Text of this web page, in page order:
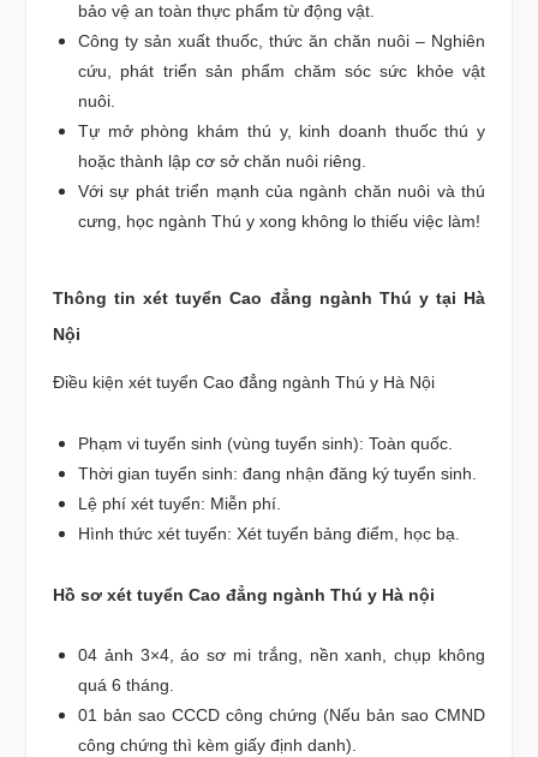
bảo vệ an toàn thực phẩm từ động vật.
Công ty sản xuất thuốc, thức ăn chăn nuôi – Nghiên
cứu, phát triển sản phẩm chăm sóc sức khỏe vật
nuôi.
Tự mở phòng khám thú y, kinh doanh thuốc thú y
hoặc thành lập cơ sở chăn nuôi riêng.
Với sự phát triển mạnh của ngành chăn nuôi và thú
cưng, học ngành Thú y xong không lo thiếu việc làm!
Thông tin xét tuyển Cao đẳng ngành Thú y tại Hà
Nội
Điều kiện xét tuyển Cao đẳng ngành Thú y Hà Nội
Phạm vi tuyển sinh (vùng tuyển sinh): Toàn quốc.
Thời gian tuyển sinh: đang nhận đăng ký tuyển sinh.
Lệ phí xét tuyển: Miễn phí.
Hình thức xét tuyển: Xét tuyển bảng điểm, học bạ.
Hồ sơ xét tuyển Cao đẳng ngành Thú y Hà nội
04 ảnh 3×4, áo sơ mi trắng, nền xanh, chụp không
quá 6 tháng.
01 bản sao CCCD công chứng (Nếu bản sao CMND
công chứng thì kèm giấy định danh).